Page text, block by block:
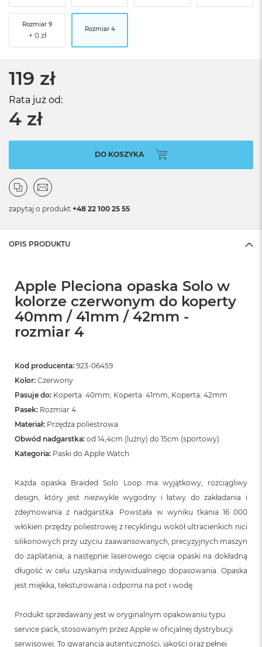
Rozmiar 9
Rozmiar 4
119 zł
Rata już od:
4 zł
DO KOSZYKA
zapytaj o produkt +48 22 100 25 55
OPIS PRODUKTU
Apple Pleciona opaska Solo w
kolorze czerwonym do koperty
40mm / 41mm / 42mm -
rozmiar 4
Kod producenta: 923-06459
Kolor: Czerwony
Pasuje do: Koperta: 40mm, Koperta: 41mm, Koperta: 42mm
Pasek: Rozmiar 4
Materiał: Przędza poliestrowa
Obwód nadgarstka: od 14,4cm (luźny) do 15cm (sportowy)
Kategoria: Paski do Apple Watch
Każda opaska Braided Solo Loop ma wyjątkowy, rozciągliwy
design, który jest niezwykle wygodny i łatwy do zakładania i
zdejmowania z nadgarstka. Powstała w wyniku tkania 16 000
włókien przędzy poliestrowej z recyklingu wokół ultracienkich nici
silikonowych przy użyciu zaawansowanych, precyzyjnych maszyn
do zaplatania, a następnie laserowego cięcia opaski na dokładną
długość w celu uzyskania indywidualnego dopasowania. Opaska
jest miękka, teksturowana i odporna na pot i wodę.
Produkt sprzedawany jest w oryginalnym opakowaniu typu
service pack, stosowanym przez Apple w oficjalnej dystrybucji
serwisowej. To gwarancja autentyczności, jakości oraz pełnej